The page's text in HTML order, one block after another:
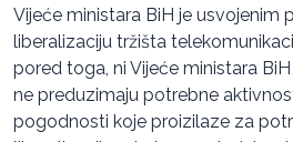
Vijeće ministara BiH je usvojenim
liberalizaciju tržišta
pored toga, ni Vijeće ministara
ne preduzimaju potrebne
pogodnosti koje proizilaze za